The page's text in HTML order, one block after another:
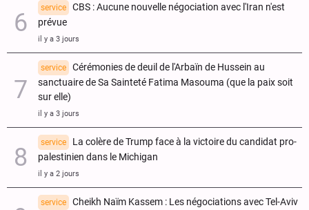
service
CBS : Aucune nouvelle négociation avec l'Iran n'est
prévue
il y a 3 jours
service
Cérémonies de deuil de l'Arbaïn de Hussein au
sanctuaire de Sa Sainteté Fatima Masouma (que la paix soit
sur elle)
il y a 3 jours
service
La colère de Trump face à la victoire du candidat pro-
palestinien dans le Michigan
il y a 2 jours
service
Cheikh Naïm Kassem : Les négociations avec Tel-Aviv